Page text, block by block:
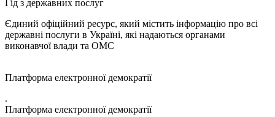
Гід з державних послуг
Єдиний офіційний ресурс, який містить інформацію про всі
державні послуги в Україні, які надаються органами
виконавчої влади та ОМС
Платформа електронної демократії
.
Платформа електронної демократії